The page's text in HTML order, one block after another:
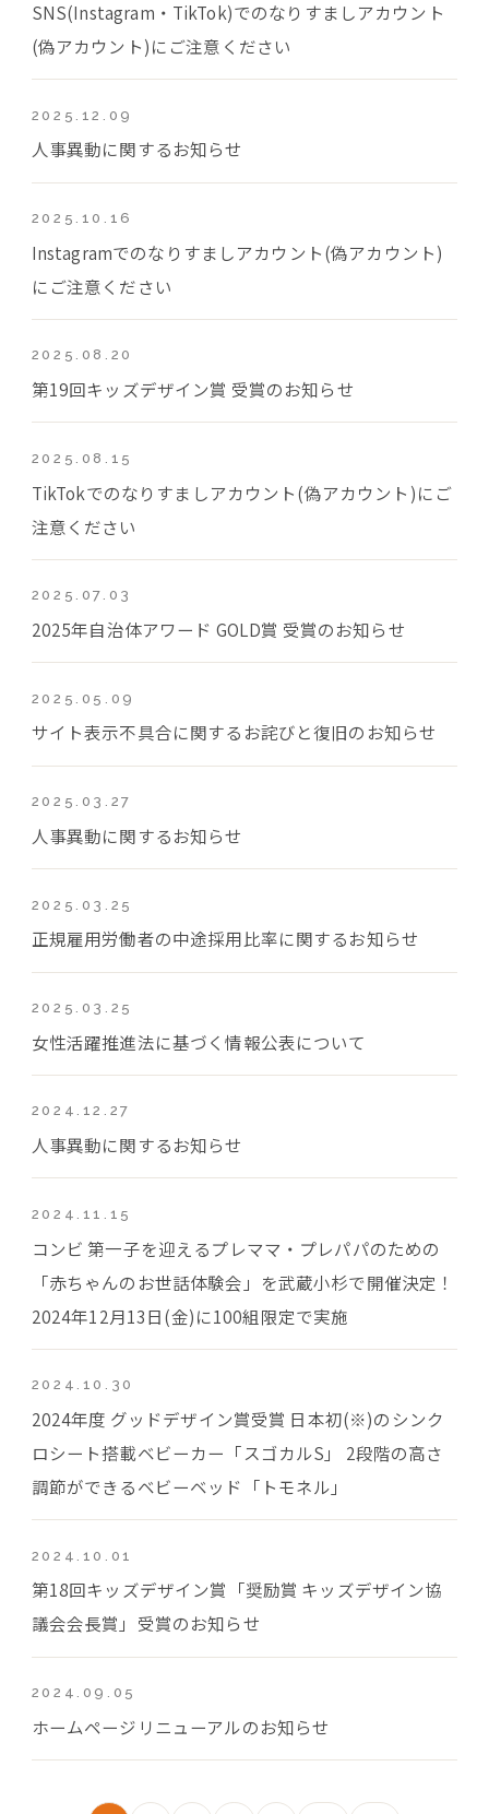
SNS(Instagram・TikTok)でのなりすましアカウント
(偽アカウント)にご注意ください
2025.12.09
人事異動に関するお知らせ
2025.10.16
Instagramでのなりすましアカウント(偽アカウント)
にご注意ください
2025.08.20
第19回キッズデザイン賞 受賞のお知らせ
2025.08.15
TikTokでのなりすましアカウント(偽アカウント)にご
注意ください
2025.07.03
2025年自治体アワード GOLD賞 受賞のお知らせ
2025.05.09
サイト表示不具合に関するお詫びと復旧のお知らせ
2025.03.27
人事異動に関するお知らせ
2025.03.25
正規雇用労働者の中途採用比率に関するお知らせ
2025.03.25
女性活躍推進法に基づく情報公表について
2024.12.27
人事異動に関するお知らせ
2024.11.15
コンビ 第一子を迎えるプレママ・プレパパのための
「赤ちゃんのお世話体験会」を武蔵小杉で開催決定！
2024年12月13日(金)に100組限定で実施
2024.10.30
2024年度 グッドデザイン賞受賞 日本初(※)のシンク
ロシート搭載ベビーカー「スゴカルS」 2段階の高さ
調節ができるベビーベッド「トモネル」
2024.10.01
第18回キッズデザイン賞「奨励賞 キッズデザイン協
議会会長賞」受賞のお知らせ
2024.09.05
ホームページリニューアルのお知らせ